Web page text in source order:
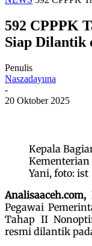
592 CPPPK
Siap Dilantik
Penulis
Naszadayuna
-
20 Oktober 2025
Kepala
Kementerian
Yani, foto: ist
Analisaaceh.com,
Pegawai
Tahap II
resmi dilantik